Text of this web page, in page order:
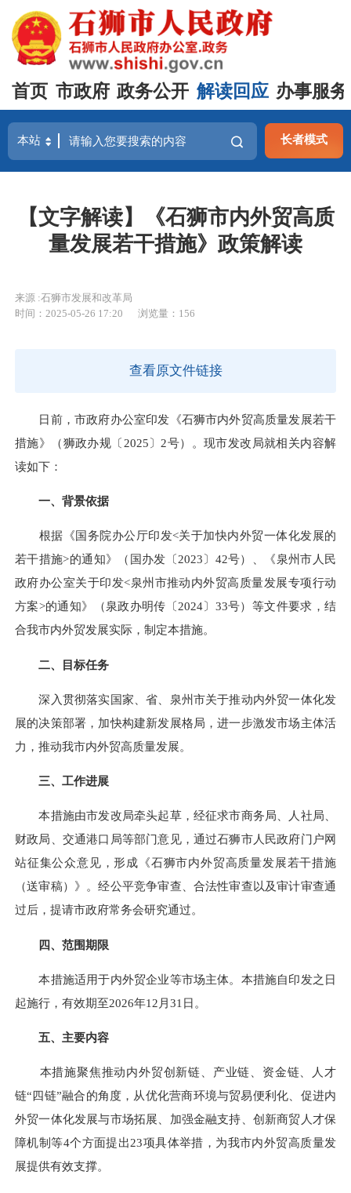
首页 市政府 政务公开 解读回应 办事服务
长者模式
【文字解读】《石狮市内外贸高质
量发展若干措施》政策解读
来源 :石狮市发展和改革局
时间：2025-05-26 17:20
浏览量： 156
查看原文件链接
日前，市政府办公室印发《石狮市内外贸高质量发展若干
措施》（狮政办规〔2025〕2号）。现市发改局就相关内容解
读如下：
一、背景依据
根据《国务院办公厅印发<关于加快内外贸一体化发展的
若干措施>的通知》（国办发〔2023〕42号）、《泉州市人民
政府办公室关于印发<泉州市推动内外贸高质量发展专项行动
方案>的通知》（泉政办明传〔2024〕33号）等文件要求，结
合我市内外贸发展实际，制定本措施。
二、目标任务
深入贯彻落实国家、省、泉州市关于推动内外贸一体化发
展的决策部署，加快构建新发展格局，进一步激发市场主体活
力，推动我市内外贸高质量发展。
三、工作进展
本措施由市发改局牵头起草，经征求市商务局、人社局、
财政局、交通港口局等部门意见，通过石狮市人民政府门户网
站征集公众意见，形成《石狮市内外贸高质量发展若干措施
（送审稿）》。经公平竞争审查、合法性审查以及审计审查通
过后，提请市政府常务会研究通过。
四、范围期限
本措施适用于内外贸企业等市场主体。本措施自印发之日
起施行，有效期至2026年12月31日。
五、主要内容
本措施聚焦推动内外贸创新链、产业链、资金链、人才
链“四链”融合的角度，从优化营商环境与贸易便利化、促进内
外贸一体化发展与市场拓展、加强金融支持、创新商贸人才保
障机制等4个方面提出23项具体举措，为我市内外贸高质量发
展提供有效支撑。